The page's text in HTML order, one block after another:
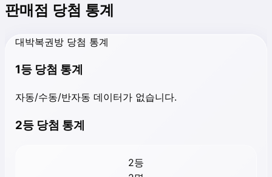
판매점 당첨 통계
대박복권방 당첨 통계
1등 당첨 통계
자동/수동/반자동 데이터가 없습니다.
2등 당첨 통계
2등